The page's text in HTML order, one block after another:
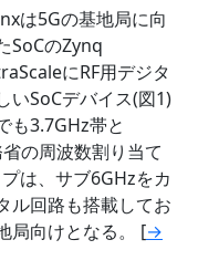
は5Gの基地局に向
SoCのZynq
にRF用デジタ
いSoCデバイス(図1)
も3.7GHz帯と
の周波数割り当て
は、サブ6GHzをカ
ル回路も搭載してお
局向けとなる。 [→